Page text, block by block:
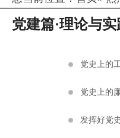
党建篇·理论与实
党史上的
党史上的
发挥好党